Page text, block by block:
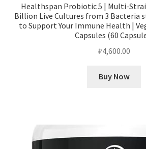
Healthspan Probiotic 5 | Multi-
Billion Live Cultures from 3 Bacteria
to Support Your Immune Health |
Capsules (60
₽4,600.00
Buy Now